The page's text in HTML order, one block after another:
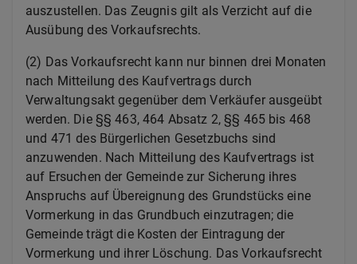
auszustellen. Das Zeugnis gilt als Verzicht auf die
Ausübung des Vorkaufsrechts.
(2) Das Vorkaufsrecht kann nur binnen drei Monaten
nach Mitteilung des Kaufvertrags durch
Verwaltungsakt gegenüber dem Verkäufer ausgeübt
werden. Die §§ 463, 464 Absatz 2, §§ 465 bis 468
und 471 des Bürgerlichen Gesetzbuchs sind
anzuwenden. Nach Mitteilung des Kaufvertrags ist
auf Ersuchen der Gemeinde zur Sicherung ihres
Anspruchs auf Übereignung des Grundstücks eine
Vormerkung in das Grundbuch einzutragen; die
Gemeinde trägt die Kosten der Eintragung der
Vormerkung und ihrer Löschung. Das Vorkaufsrecht